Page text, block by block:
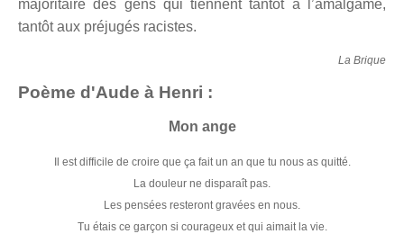
majoritaire des gens qui tiennent tantôt à l’amalgame,
tantôt aux préjugés racistes.
La Brique
Poème d'Aude à Henri :
Mon ange
Il est difficile de croire que ça fait un an que tu nous as quitté.
La douleur ne disparaît pas.
Les pensées resteront gravées en nous.
Tu étais ce garçon si courageux et qui aimait la vie.